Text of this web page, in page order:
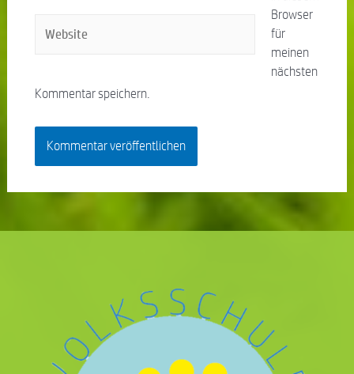
Browser
für
meinen
nächsten
Kommentar speichern.